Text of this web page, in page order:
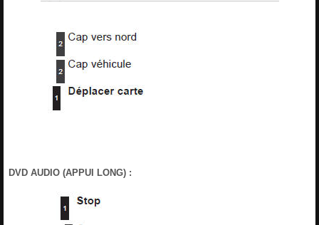
DVD AUDIO (APPUI LONG) :